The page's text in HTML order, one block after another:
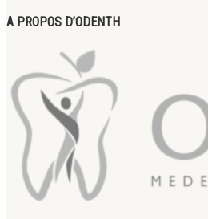
A PROPOS D’ODENTH